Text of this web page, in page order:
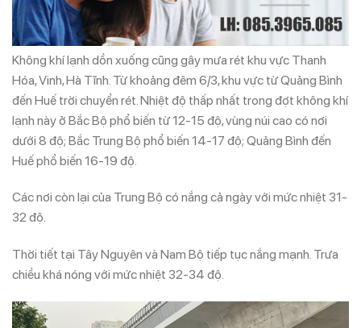
Không khí lạnh dồn xuống cũng gây mưa rét khu vực Thanh
Hóa, Vinh, Hà Tĩnh. Từ khoảng đêm 6/3, khu vực từ Quảng Bình
đến Huế trời chuyển rét. Nhiệt độ thấp nhất trong đợt không khí
lạnh này ở Bắc Bộ phổ biến từ 12-15 độ, vùng núi cao có nơi
dưới 8 độ; Bắc Trung Bộ phổ biến 14-17 độ; Quảng Bình đến
Huế phổ biến 16-19 độ.
Các nơi còn lại của Trung Bộ có nắng cả ngày với mức nhiệt 31-
32 độ.
Thời tiết tại Tây Nguyên và Nam Bộ tiếp tục nắng mạnh. Trưa
chiều khá nóng với mức nhiệt 32-34 độ.